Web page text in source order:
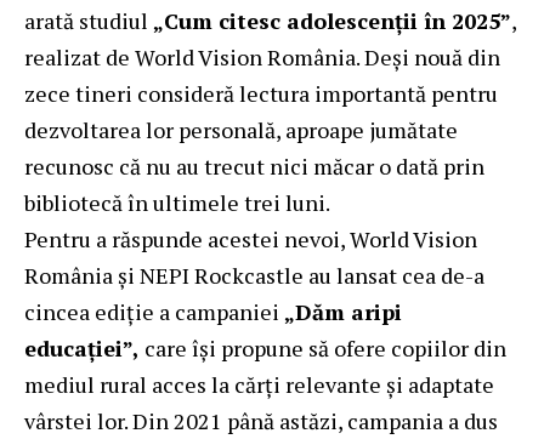
arată studiul „Cum citesc adolescenții în 2025”,
realizat de World Vision România. Deși nouă din
zece tineri consideră lectura importantă pentru
dezvoltarea lor personală, aproape jumătate
recunosc că nu au trecut nici măcar o dată prin
bibliotecă în ultimele trei luni.
Pentru a răspunde acestei nevoi, World Vision
România și NEPI Rockcastle au lansat cea de-a
cincea ediție a campaniei „Dăm aripi
educației”, care își propune să ofere copiilor din
mediul rural acces la cărți relevante și adaptate
vârstei lor. Din 2021 până astăzi, campania a dus